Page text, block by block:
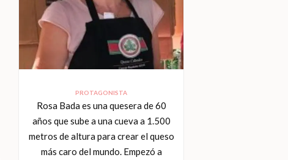
PROTAGONISTA
Rosa Bada es una quesera de 60
años que sube a una cueva a 1.500
metros de altura para crear el queso
más caro del mundo. Empezó a